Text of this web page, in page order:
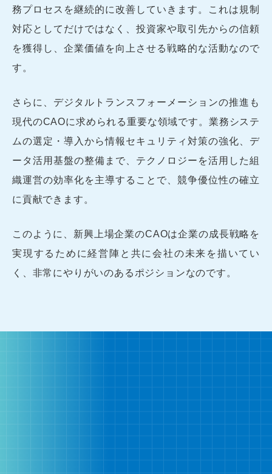
務プロセスを継続的に改善していきます。これは規制
対応としてだけではなく、投資家や取引先からの信頼
を獲得し、企業価値を向上させる戦略的な活動なので
す。
さらに、デジタルトランスフォーメーションの推進も
現代のCAOに求められる重要な領域です。業務システ
ムの選定・導入から情報セキュリティ対策の強化、デ
ータ活用基盤の整備まで、テクノロジーを活用した組
織運営の効率化を主導することで、競争優位性の確立
に貢献できます。
このように、新興上場企業のCAOは企業の成長戦略を
実現するために経営陣と共に会社の未来を描いてい
く、非常にやりがいのあるポジションなのです。